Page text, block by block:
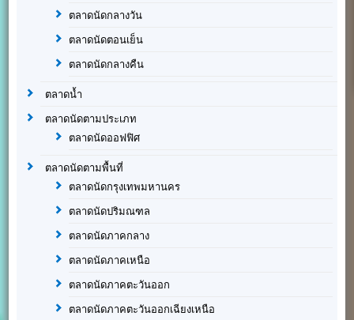
ตลาดนัดกลางวัน
ตลาดนัดตอนเย็น
ตลาดนัดกลางคืน
ตลาดน้ำ
ตลาดนัดตามประเภท
ตลาดนัดออฟฟิศ
ตลาดนัดตามพื้นที่
ตลาดนัดกรุงเทพมหานคร
ตลาดนัดปริมณฑล
ตลาดนัดภาคกลาง
ตลาดนัดภาคเหนือ
ตลาดนัดภาคตะวันออก
ตลาดนัดภาคตะวันออกเฉียงเหนือ